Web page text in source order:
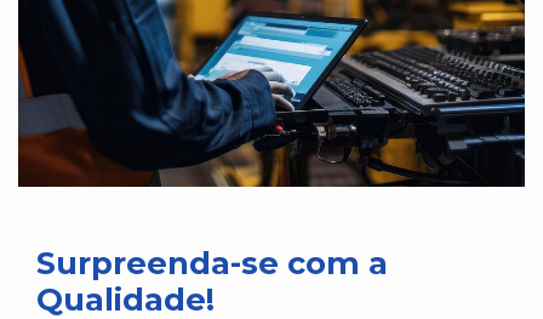
Surpreenda-se com a
Qualidade!